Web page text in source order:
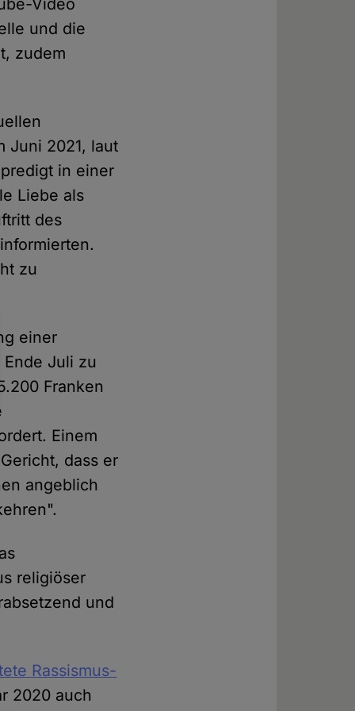
Video
und die
zudem
Juni 2021, laut
in einer
Liebe als
des
zu
einer
Juli zu
Franken
Einem
dass er
angeblich
religiöser
und
Rassismus-
2020 auch